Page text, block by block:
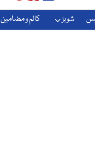
شوبز کالم و مضامین